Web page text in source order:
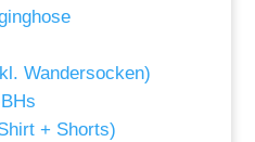
Wandersocken)
+ Shorts)